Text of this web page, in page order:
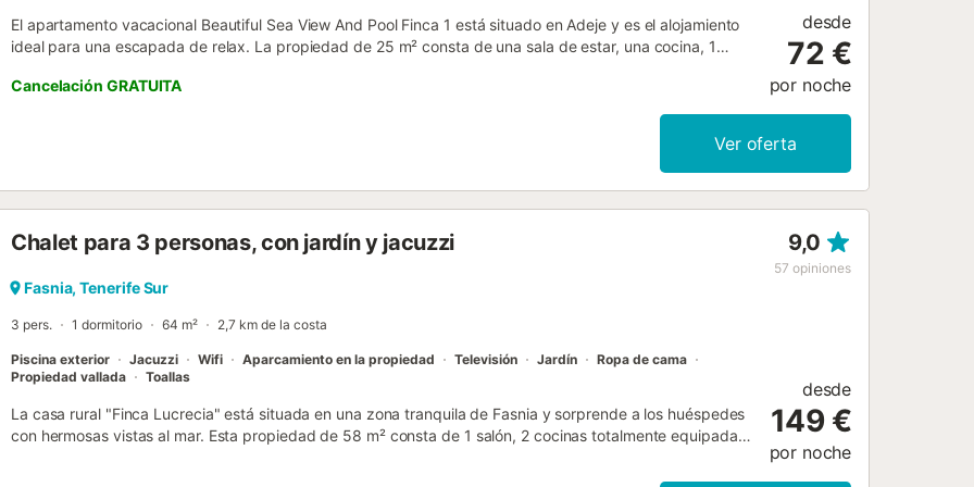
El apartamento vacacional Beautiful Sea View And Pool Finca 1 está situado en Adeje y es el alojamiento
ideal para una escapada de relax. La propiedad de 25 m² consta de una sala de estar, una cocina, 1
de trabajo para la oficina en casa, una televisión, un ventilador, así como toallas de playa / piscina.
También hay disponible una cuna y una trona. Este alojamiento no ofrece: Wi-Fi y aire acondicionado.
propiedad está ubicada cerca de la playa y los enlaces de transporte público están a poca distancia.
propiedad ofrece productos hechos a mano y de cosecha propia. Este alquiler cuenta con características
Cancelación GRATUITA
desde
72 €
por noche
Ver oferta
Chalet para 3 personas, con jardín y jacuzzi 9,0
57 opiniones
Fasnia, Tenerife Sur
3 pers. 1 dormitorio 64 m² 2,7 km de la costa
Piscina exterior Jacuzzi Wifi Aparcamiento en la propiedad Televisión Jardín
Ropa de cama
Propiedad vallada
Toallas
La casa rural "Finca Lucrecia" está situada en una zona tranquila de Fasnia y sorprende a los huéspedes
con hermosas vistas al mar. Esta propiedad de 58 m² consta de 1 salón, 2 cocinas totalmente equipadas,
(apto para videollamadas) con un espacio de trabajo dedicado para hacer videollamadas (ideal para
desde
149 €
por noche